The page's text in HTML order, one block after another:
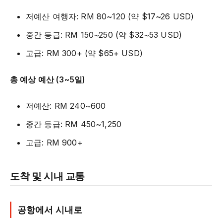
저예산 여행자: RM 80~120 (약 $17~26 USD)
중간 등급: RM 150~250 (약 $32~53 USD)
고급: RM 300+ (약 $65+ USD)
총 예상 예산 (3~5일)
저예산: RM 240~600
중간 등급: RM 450~1,250
고급: RM 900+
도착 및 시내 교통
공항에서 시내로